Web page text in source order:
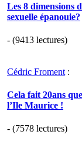
Les 8 dimensions
sexuelle épanouie?
- (9413 lectures)
Cédric Froment :
Cela fait 20ans
l’Ile Maurice !
- (7578 lectures)